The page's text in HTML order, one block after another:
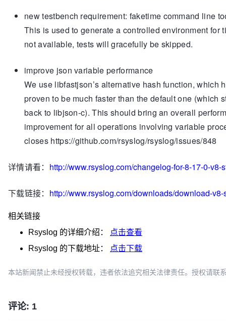
new testbench requirement: faketime command line
This is used to generate a controlled environment for
not available, tests will gracefully be skipped.
improve json variable performance
We use libfastjson’s alternative hash function, which
proven to be much faster than the default one (which
back to libjson-c). This should bring an overall
improvement for all operations involving variable
closes https://github.com/rsyslog/rsyslog/issues/848
详情请看： http://www.rsyslog.com/changelog-for-8-17-0-v8-
下载链接： http://www.rsyslog.com/downloads/download-v8-
相关链接
Rsyslog 的详细介绍：
点击查看
Rsyslog 的下载地址： 点击下载
本站新闻禁止未经授权转载，违者依法追究相关法律责任。授权请联
评论: 1